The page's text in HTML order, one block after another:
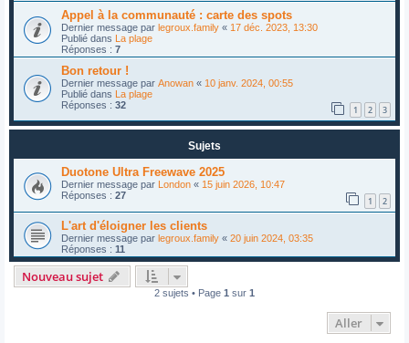
Appel à la communauté : carte des spots
Dernier message par legroux.family « 17 déc. 2023, 13:30
Publié dans La plage
Réponses : 7
Bon retour !
Dernier message par Anowan « 10 janv. 2024, 00:55
Publié dans La plage
Réponses : 32 1 2 3
Sujets
Duotone Ultra Freewave 2025
Dernier message par London « 15 juin 2026, 10:47
Réponses : 27 1 2
L'art d'éloigner les clients
Dernier message par legroux.family « 20 juin 2024, 03:35
Réponses : 11
Nouveau sujet
2 sujets • Page 1 sur 1
Aller